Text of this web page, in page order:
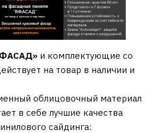
и комплектующие со
на товар в наличии и
облицовочный материал
в себе лучшие качества
сайдинга: